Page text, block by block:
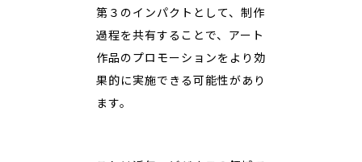
第３のインパクトとして、制作
過程を共有することで、アート
作品のプロモーションをより効
果的に実施できる可能性があり
ます。